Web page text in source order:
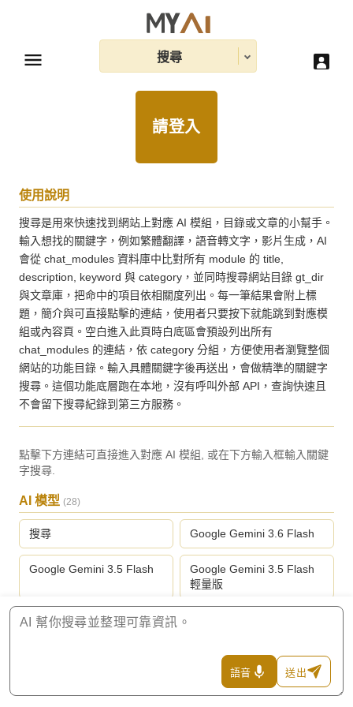
搜尋
請登入
使用說明
搜尋是用來快速找到網站上對應 AI 模組，目錄或文章的小幫手。
輸入想找的關鍵字，例如繁體翻譯，語音轉文字，影片生成，AI
會從 chat_modules 資料庫中比對所有 module 的 title,
description, keyword 與 category，並同時搜尋網站目錄 gt_dir
與文章庫，把命中的項目依相關度列出。每一筆結果會附上標
題，簡介與可直接點擊的連結，使用者只要按下就能跳到對應模
組或內容頁。空白進入此頁時白底區會預設列出所有
chat_modules 的連結，依 category 分組，方便使用者瀏覽整個
網站的功能目錄。輸入具體關鍵字後再送出，會做精準的關鍵字
搜尋。這個功能底層跑在本地，沒有呼叫外部 API，查詢快速且
不會留下搜尋紀錄到第三方服務。
點擊下方連結可直接進入對應 AI 模組, 或在下方輸入框輸入關鍵
字搜尋.
AI 模型 (28)
搜尋 Google Gemini 3.6 Flash
Google Gemini 3.5 Flash
Google Gemini 3.5 Flash
輕量版
Google Gemini 3.1 專業版
Anthropic Claude Opus 5
旗艦版
語音 送出